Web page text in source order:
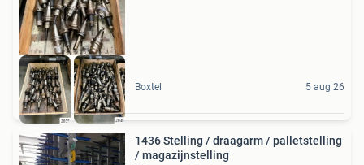
Boxtel 5 aug 26
1436 Stelling / draagarm / palletstelling
/ magazijnstelling